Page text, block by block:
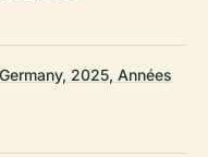
2025, Années